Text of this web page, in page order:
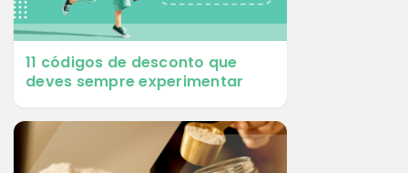
11 códigos de desconto que
deves sempre experimentar